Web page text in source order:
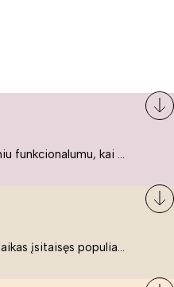
Šiuolaikiniai baldai žavi išskirtiniu funkcionalumu, kai kurie jų pelnytai net pavadinami meno kūriniais, nes jie tikrai yra išskirtiniai, originalūs ir puikiai atliepiantys į šiuolaikinių žmonių poreikius bei gyvenimo būdo ypatumus.
Skandinaviškas stilius jau kuris laikas įsitaisęs populiariausiųjų sąraše. Namai, butai labai dažnai įrengiami remiantis būtent šio stiliaus ypatumais. Dėl švelnių spalvų, praktiškumo ir estetikos jis masina tuos, kurie neabejingi šviesiem ar neutralių spalvų koloritui, paprastumui, funkcionalumui, natūralumui ir stilingai estetikai. Platų skandinaviškų baldų spektrą rasite „Deinavos baldų“ asortimente.